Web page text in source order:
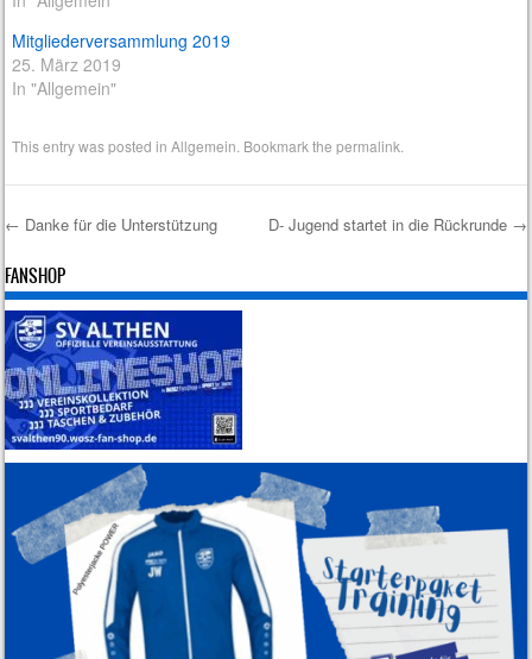
Mitgliederversammlung 2019
25. März 2019
In "Allgemein"
This entry was posted inAllgemein . Bookmark thepermalink
Post navigation
← Danke für die Unterstützung D- Jugend startet in die Rückrunde →
FANSHOP